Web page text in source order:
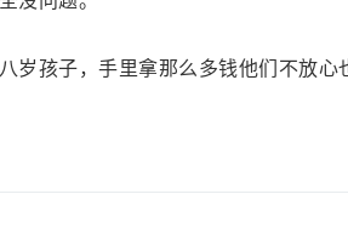
孩子，手里拿那么多钱他们不放心